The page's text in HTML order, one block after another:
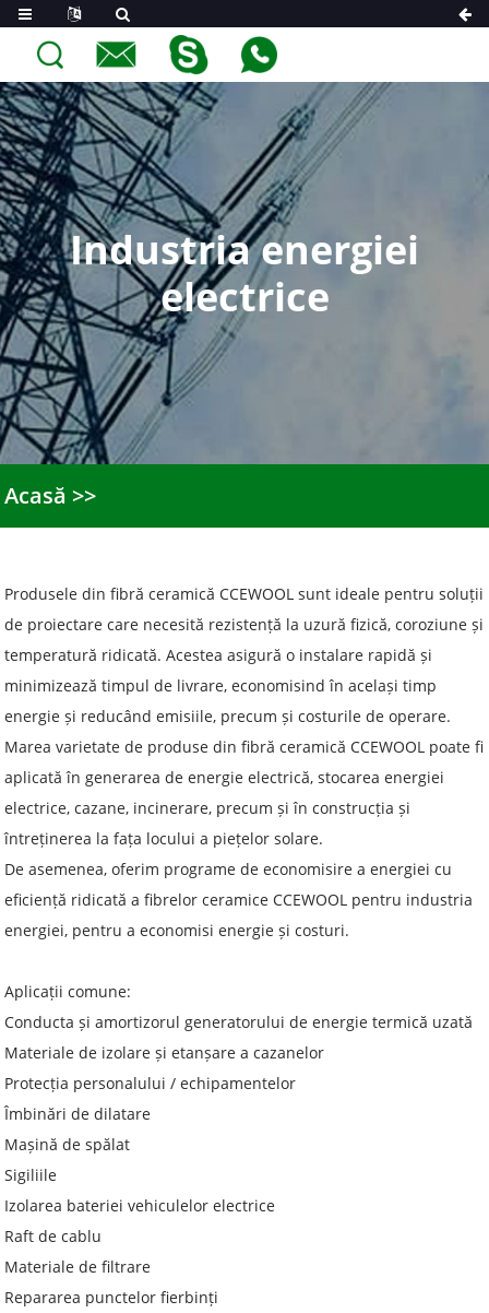
Industria energiei
electrice
Acasă
Produsele din fibră ceramică CCEWOOL sunt ideale pentru soluții
de proiectare care necesită rezistență la uzură fizică, coroziune și
temperatură ridicată. Acestea asigură o instalare rapidă și
minimizează timpul de livrare, economisind în același timp
energie și reducând emisiile, precum și costurile de operare.
Marea varietate de produse din fibră ceramică CCEWOOL poate fi
aplicată în generarea de energie electrică, stocarea energiei
electrice, cazane, incinerare, precum și în construcția și
întreținerea la fața locului a piețelor solare.
De asemenea, oferim programe de economisire a energiei cu
eficiență ridicată a fibrelor ceramice CCEWOOL pentru industria
energiei, pentru a economisi energie și costuri.
Aplicații comune:
Conducta și amortizorul generatorului de energie termică uzată
Materiale de izolare și etanșare a cazanelor
Protecția personalului / echipamentelor
Îmbinări de dilatare
Mașină de spălat
Sigiliile
Izolarea bateriei vehiculelor electrice
Raft de cablu
Materiale de filtrare
Repararea punctelor fierbinți